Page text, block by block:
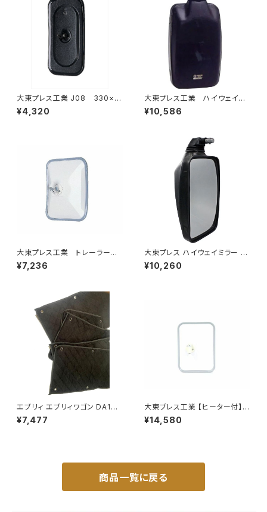
大東プレス工業 J08 330×1
70 サイドミラー/バックミラー
L012 黒 DI-7B
¥4,320
大東プレス工業 ハイウェイミ
ラー 800Rヒーター無 トラッ
¥10,586
大東プレス工業 トレーラーミ
ラー UD L013 NS角型
左 DI-58
¥7,236
大東プレス ハイウェイミラー R1
¥10,260
エブリィ エブリィワゴン DA17V
DA17W サンシェード エブリー
マルチサンシェード 車種専用 8
¥7,477
大東プレス工業 【ヒーター付】
サイドミラー/バックミラー トレ
¥14,580
商品一覧に戻る